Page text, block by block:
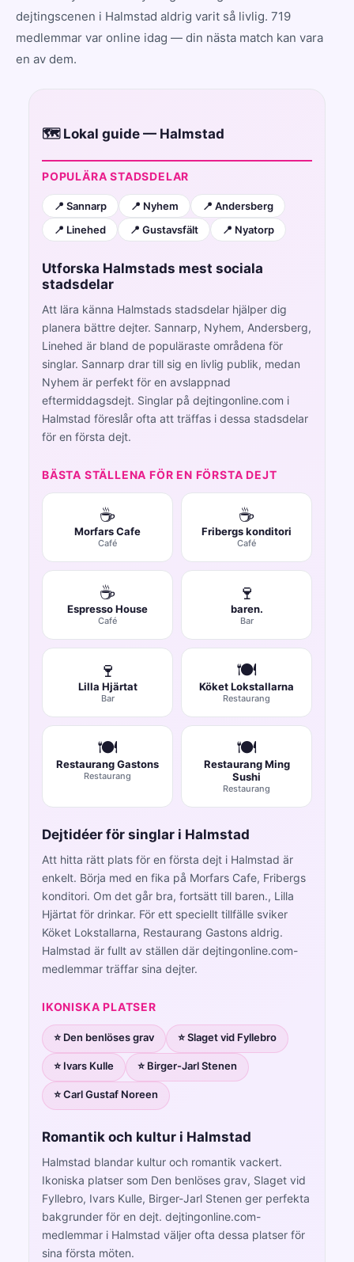
dejtingscenen i Halmstad aldrig varit så livlig. 719
medlemmar var online idag — din nästa match kan vara
en av dem.
🗺️ Lokal guide — Halmstad
POPULÄRA STADSDELAR
📍 Sannarp 📍 Nyhem
📍 Andersberg
📍 Linehed
📍 Gustavsfält 📍 Nyatorp
Utforska Halmstads mest sociala
stadsdelar
Att lära känna Halmstads stadsdelar hjälper dig
planera bättre dejter. Sannarp, Nyhem, Andersberg,
Linehed är bland de populäraste områdena för
singlar. Sannarp drar till sig en livlig publik, medan
Nyhem är perfekt för en avslappnad
eftermiddagsdejt. Singlar på dejtingonline.com i
Halmstad föreslår ofta att träffas i dessa stadsdelar
för en första dejt.
BÄSTA STÄLLENA FÖR EN FÖRSTA DEJT
☕
Morfars Cafe
Café
☕
Fribergs konditori
Café
☕
Espresso House
Café
🍷
baren.
Bar
🍷
Lilla Hjärtat
Bar
🍽️
Köket Lokstallarna
Restaurang
🍽️
Restaurang Gastons
Restaurang
🍽️
Restaurang Ming
Sushi
Restaurang
Dejtidéer för singlar i Halmstad
Att hitta rätt plats för en första dejt i Halmstad är
enkelt. Börja med en fika på Morfars Cafe, Fribergs
konditori. Om det går bra, fortsätt till baren., Lilla
Hjärtat för drinkar. För ett speciellt tillfälle sviker
Köket Lokstallarna, Restaurang Gastons aldrig.
Halmstad är fullt av ställen där dejtingonline.com-
medlemmar träffar sina dejter.
IKONISKA PLATSER
⭐ Den benlöses grav ⭐ Slaget vid Fyllebro
⭐ Ivars Kulle ⭐ Birger-Jarl Stenen
⭐ Carl Gustaf Noreen
Romantik och kultur i Halmstad
Halmstad blandar kultur och romantik vackert.
Ikoniska platser som Den benlöses grav, Slaget vid
Fyllebro, Ivars Kulle, Birger-Jarl Stenen ger perfekta
bakgrunder för en dejt. dejtingonline.com-
medlemmar i Halmstad väljer ofta dessa platser för
sina första möten.